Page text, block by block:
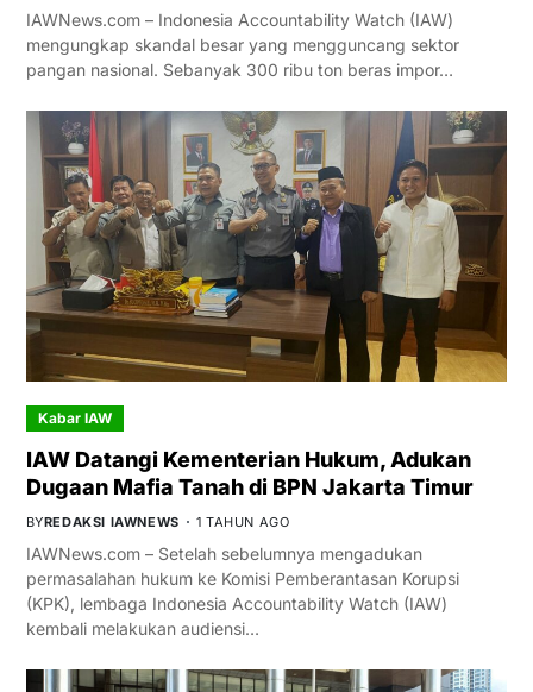
IAWNews.com – Indonesia Accountability Watch (IAW)
mengungkap skandal besar yang mengguncang sektor
pangan nasional. Sebanyak 300 ribu ton beras impor…
Kabar IAW
IAW Datangi Kementerian Hukum, Adukan
Dugaan Mafia Tanah di BPN Jakarta Timur
BYREDAKSI IAWNEWS 1 TAHUN AGO
IAWNews.com – Setelah sebelumnya mengadukan
permasalahan hukum ke Komisi Pemberantasan Korupsi
(KPK), lembaga Indonesia Accountability Watch (IAW)
kembali melakukan audiensi…